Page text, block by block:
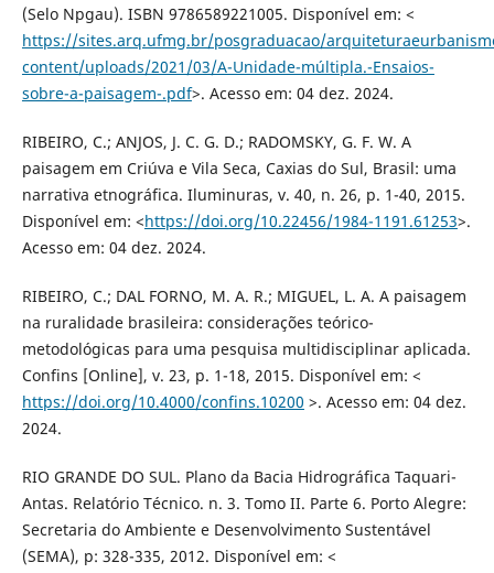
(Selo Npgau). ISBN 9786589221005. Disponível em: <
https://sites.arq.ufmg.br/posgraduacao/
content/uploads/2021/03/A-Unidade-múltipla.-Ensaios-
sobre-a-paisagem-.pdf>. Acesso em: 04 dez. 2024.
RIBEIRO, C.; ANJOS, J. C. G. D.; RADOMSKY, G. F. W. A
paisagem em Criúva e Vila Seca, Caxias do Sul, Brasil: uma
narrativa etnográfica. Iluminuras, v. 40, n. 26, p. 1-40, 2015.
Disponível em: <https://doi.org/10.22456/1984-1191.61253>.
Acesso em: 04 dez. 2024.
RIBEIRO, C.; DAL FORNO, M. A. R.; MIGUEL, L. A. A paisagem
na ruralidade brasileira: considerações teórico-
metodológicas para uma pesquisa multidisciplinar aplicada.
Confins [Online], v. 23, p. 1-18, 2015. Disponível em: <
https://doi.org/10.4000/confins.10200 >. Acesso em: 04 dez.
2024.
RIO GRANDE DO SUL. Plano da Bacia Hidrográfica Taquari-
Antas. Relatório Técnico. n. 3. Tomo II. Parte 6. Porto Alegre:
Secretaria do Ambiente e Desenvolvimento Sustentável
(SEMA), p: 328-335, 2012. Disponível em: <